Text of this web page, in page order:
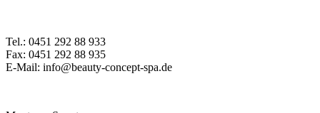
Tel.: 0451 292 88 933
Fax: 0451 292 88 935
E-Mail: info@beauty-concept-spa.de